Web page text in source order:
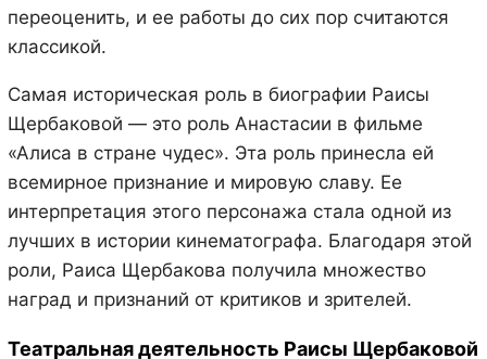
переоценить, и ее работы до сих пор считаются
классикой.
Самая историческая роль в биографии Раисы
Щербаковой — это роль Анастасии в фильме
«Алиса в стране чудес». Эта роль принесла ей
всемирное признание и мировую славу. Ее
интерпретация этого персонажа стала одной из
лучших в истории кинематографа. Благодаря этой
роли, Раиса Щербакова получила множество
наград и признаний от критиков и зрителей.
Театральная деятельность Раисы Щербаковой